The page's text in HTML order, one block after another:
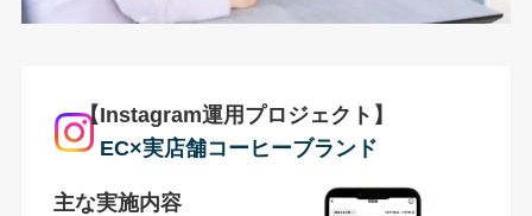
【Instagram運用プロジェクト】
EC×実店舗コーヒーブランド
主な実施内容